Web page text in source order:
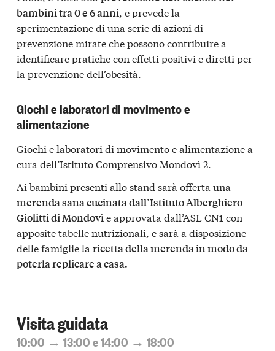
bambini tra 0 e 6 anni, e prevede la
sperimentazione di una serie di azioni di
prevenzione mirate che possono contribuire a
identificare pratiche con effetti positivi e diretti per
la prevenzione dell’obesità.
Giochi e laboratori di movimento e
alimentazione
Giochi e laboratori di movimento e alimentazione a
cura dell’Istituto Comprensivo Mondovì 2.
Ai bambini presenti allo stand sarà offerta una
merenda sana cucinata dall’Istituto Alberghiero
Giolitti di Mondovìe approvata dall’ASL CN1 con
apposite tabelle nutrizionali, e sarà a disposizione
delle famiglie la ricetta della merenda in modo da
poterla replicare a casa.
Visita guidata
10:00 → 13:00 e 14:00 → 18:00